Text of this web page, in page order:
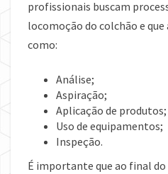
profissionais buscam
locomoção do colchão e
como:
Análise;
Aspiração;
Aplicação de produtos;
Uso de equipamentos;
Inspeção.
É importante que ao final do